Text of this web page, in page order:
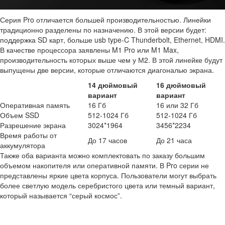
Серия Pro отличается большей производительностью. Линейки
традиционно разделены по назначению. В этой версии будет:
поддержка SD карт, больше usb type-C Thunderbolt, Ethernet, HDMI.
В качестве процессора заявлены M1 Pro или M1 Max,
производительность которых выше чем у М2. В этой линейке будут
выпущены две версии, которые отличаются диагональю экрана.
14 дюймовый
вариант
16 дюймовый
вариант
Оперативная память
16 Гб
16 или 32 Гб
Объем SSD
512-1024 Гб
512-1024 Гб
Разрешение экрана
3024*1964
3456*2234
Время работы от
аккумулятора
До 17 часов
До 21 часа
Также оба варианта можно комплектовать по заказу большим
объемом накопителя или оперативной памяти. В Pro серии не
представлены яркие цвета корпуса. Пользователи могут выбрать
более светлую модель серебристого цвета или темный вариант,
который называется “серый космос”.